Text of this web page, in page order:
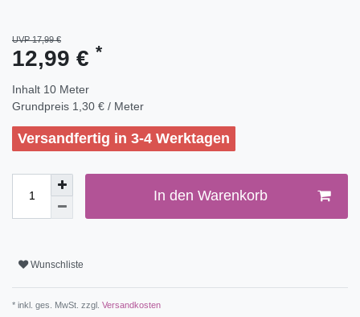
UVP 17,99 €
12,99 € *
Inhalt 10 Meter
Grundpreis 1,30 € / Meter
Versandfertig in 3-4 Werktagen
In den Warenkorb
Wunschliste
* inkl. ges. MwSt. zzgl. Versandkosten